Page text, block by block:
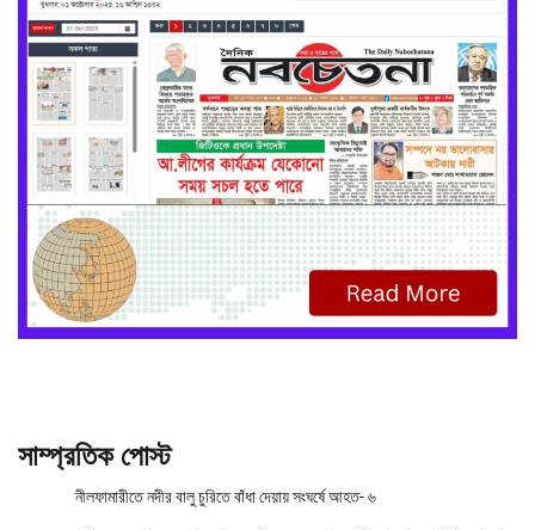
সাম্প্রতিক পোস্ট
নীলফামারীতে নদীর বালু চুরিতে বাঁধা দেয়ায় সংঘর্ষে আহত- ৬